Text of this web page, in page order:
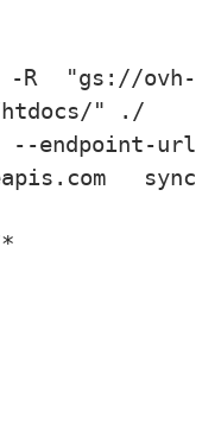
"gs://ovh-
htdocs/" ./
url
sync